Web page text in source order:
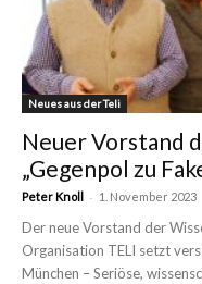
Neues aus der Teli
Neuer Vorstand
„Gegenpol zu
Peter Knoll - 1. November 2023
Der neue Vorstand der
Organisation TELI setzt
München – Seriöse,